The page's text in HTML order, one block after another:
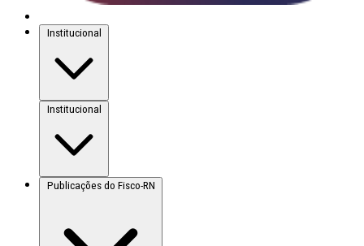
Institucional
Institucional
Publicações do Fisco-RN